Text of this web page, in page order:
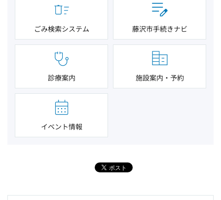
ごみ検索システム 藤沢市手続きナビ
診療案内 施設案内・予約
イベント情報